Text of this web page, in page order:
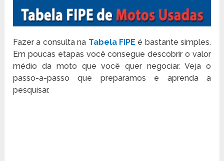
Fazer a consulta na Tabela FIPE é bastante simples.
Em poucas etapas você consegue descobrir o valor
médio da moto que você quer negociar. Veja o
passo-a-passo que preparamos e aprenda a
pesquisar.